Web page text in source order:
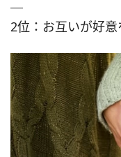
2位：お互いが好